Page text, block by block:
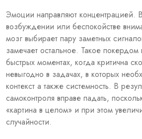
Эмоции направляют концентрацией.
возбуждении или беспокойстве
мозг выбирает пару заметных
замечает остальное. Такое
быстрых моментах, когда критична
невыгодно в задачах, в которых
контекст а также системность. В
самоконтроля вправе падать,
«картина в целом» и при этом
случайности.